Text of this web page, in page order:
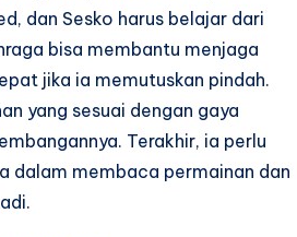
dan Sesko harus belajar dari
bisa membantu menjaga
jika ia memutuskan pindah.
yang sesuai dengan gaya
Terakhir, ia perlu
dalam membaca permainan dan